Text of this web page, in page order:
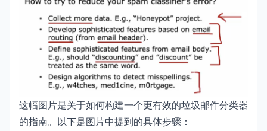
这幅图片是关于如何构建一个更有效的垃圾邮件分类器
的指南。以下是图片中提到的具体步骤：